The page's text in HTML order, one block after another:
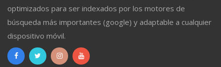
optimizados para ser indexados por los motores de
búsqueda más importantes (google) y adaptable a cualquier
dispositivo móvil.